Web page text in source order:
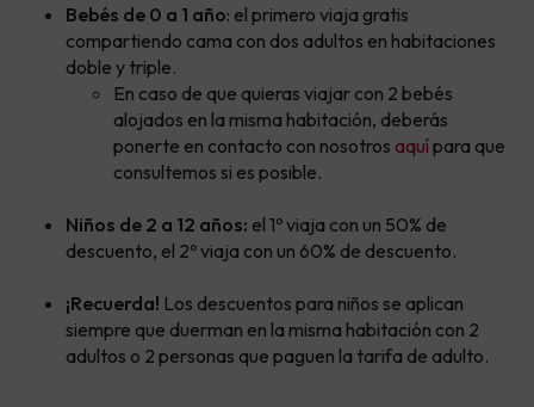
Bebés de 0 a 1 año: el primero viaja gratis
compartiendo cama con dos adultos en habitaciones
doble y triple.
En caso de que quieras viajar con 2 bebés
alojados en la misma habitación, deberás
ponerte en contacto con nosotros aquípara que
consultemos si es posible.
Niños de 2 a 12 años: el 1º viaja con un 50% de
descuento, el 2º viaja con un 60% de descuento.
¡Recuerda! Los descuentos para niños se aplican
siempre que duerman en la misma habitación con 2
adultos o 2 personas que paguen la tarifa de adulto.